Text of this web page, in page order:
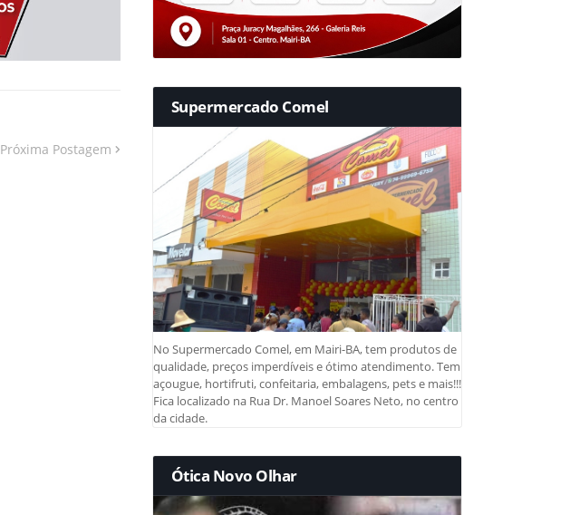
Próxima Postagem
Supermercado Comel
No Supermercado Comel, em Mairi-BA, tem produtos de
qualidade, preços imperdíveis e ótimo atendimento. Tem
açougue, hortifruti, confeitaria, embalagens, pets e mais!!!
Fica localizado na Rua Dr. Manoel Soares Neto, no centro
da cidade.
Ótica Novo Olhar